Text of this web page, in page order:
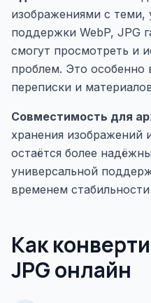
изображениями с теми,
поддержки WebP, JPG
смогут просмотреть и
проблем. Это особенно
переписки и
Совместимость для
хранения изображений
остаётся более
универсальной
временем
Как
JPG онлайн